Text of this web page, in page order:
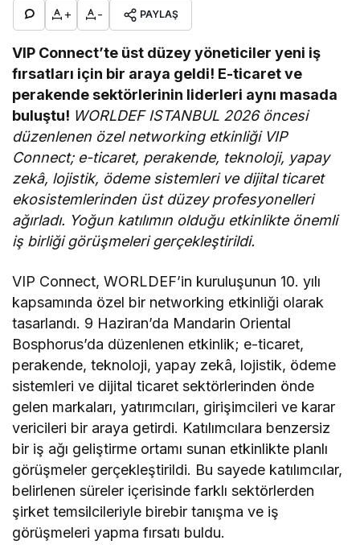
+ - PAYLAŞ
VIP Connect’te üst düzey yöneticiler yeni iş
fırsatları için bir araya geldi! E-ticaret ve
perakende sektörlerinin liderleri aynı masada
buluştu! WORLDEF ISTANBUL 2026 öncesi
düzenlenen özel networking etkinliği VIP
Connect; e-ticaret, perakende, teknoloji, yapay
zekâ, lojistik, ödeme sistemleri ve dijital ticaret
ekosistemlerinden üst düzey profesyonelleri
ağırladı. Yoğun katılımın olduğu etkinlikte önemli
iş birliği görüşmeleri gerçekleştirildi.
VIP Connect, WORLDEF’in kuruluşunun 10. yılı
kapsamında özel bir networking etkinliği olarak
tasarlandı. 9 Haziran’da Mandarin Oriental
Bosphorus’da düzenlenen etkinlik; e-ticaret,
perakende, teknoloji, yapay zekâ, lojistik, ödeme
sistemleri ve dijital ticaret sektörlerinden önde
gelen markaları, yatırımcıları, girişimcileri ve karar
vericileri bir araya getirdi. Katılımcılara benzersiz
bir iş ağı geliştirme ortamı sunan etkinlikte planlı
görüşmeler gerçekleştirildi. Bu sayede katılımcılar,
belirlenen süreler içerisinde farklı sektörlerden
şirket temsilcileriyle birebir tanışma ve iş
görüşmeleri yapma fırsatı buldu.